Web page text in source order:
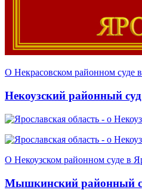
О Некрасовском районном суде
Некоузский районный
О Некоузском районном суде в
Мышкинский районный